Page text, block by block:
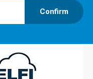
Confirm